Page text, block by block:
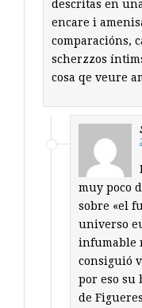
descritas en
encare i
comparacións,
scherzzos
cosa qe veure
muy poco
sobre «el
universo
infumable
consiguió
por eso su
de